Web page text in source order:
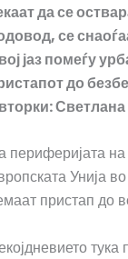
t
s
A
p
r
да се
се
јаз помеѓу
до
периферијата
Унија
пристап до